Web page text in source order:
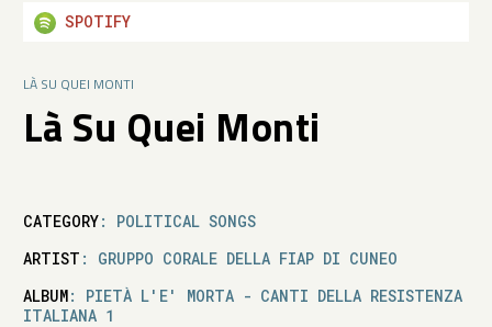
SPOTIFY
LÀ SU QUEI MONTI
Là Su Quei Monti
CATEGORY: POLITICAL SONGS
ARTIST : GRUPPO CORALE DELLA FIAP DI CUNEO
ALBUM: PIETÀ L'E' MORTA - CANTI DELLA RESISTENZA
ITALIANA 1